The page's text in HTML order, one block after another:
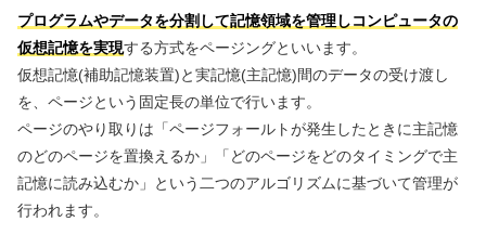
プログラムやデータを分割して記憶領域を管理しコンピュータの
仮想記憶を実現する方式をページングといいます。
仮想記憶(補助記憶装置)と実記憶(主記憶)間のデータの受け渡し
を、ページという固定長の単位で行います。
ページのやり取りは「ページフォールトが発生したときに主記憶
のどのページを置換えるか」「どのページをどのタイミングで主
記憶に読み込むか」という二つのアルゴリズムに基づいて管理が
行われます。